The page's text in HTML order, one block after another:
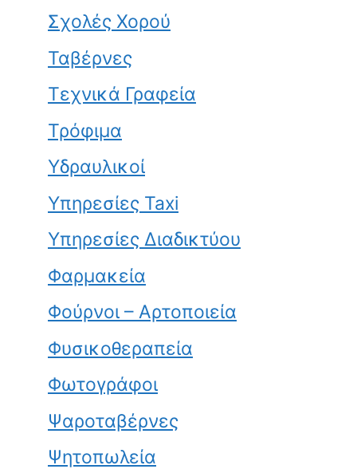
Σχολές Χορού
Ταβέρνες
Τεχνικά Γραφεία
Τρόφιμα
Υδραυλικοί
Υπηρεσίες Taxi
Υπηρεσίες Διαδικτύου
Φαρμακεία
Φούρνοι – Αρτοποιεία
Φυσικοθεραπεία
Φωτογράφοι
Ψαροταβέρνες
Ψητοπωλεία